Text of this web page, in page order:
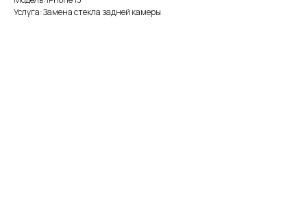
Услуга: Замена стекла задней камеры